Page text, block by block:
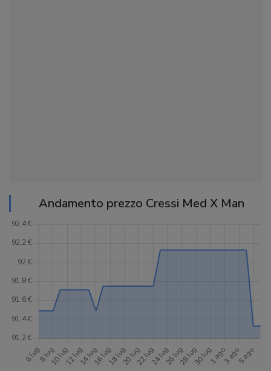
Andamento prezzo Cressi Med X Man